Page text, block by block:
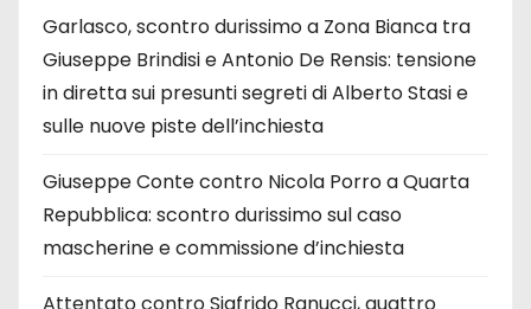
Garlasco, scontro durissimo a Zona Bianca tra
Giuseppe Brindisi e Antonio De Rensis: tensione
in diretta sui presunti segreti di Alberto Stasi e
sulle nuove piste dell’inchiesta
Giuseppe Conte contro Nicola Porro a Quarta
Repubblica: scontro durissimo sul caso
mascherine e commissione d’inchiesta